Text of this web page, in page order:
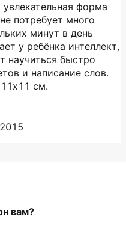
форма
потребует много
минут в день
у ребёнка интеллект,
научиться быстро
и написание слов.
см.
2015
вам?